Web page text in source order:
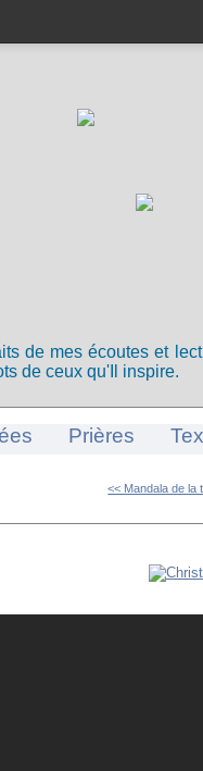
de mes écoutes et
de ceux qu'Il inspire.
Prières
<< Mandala de la